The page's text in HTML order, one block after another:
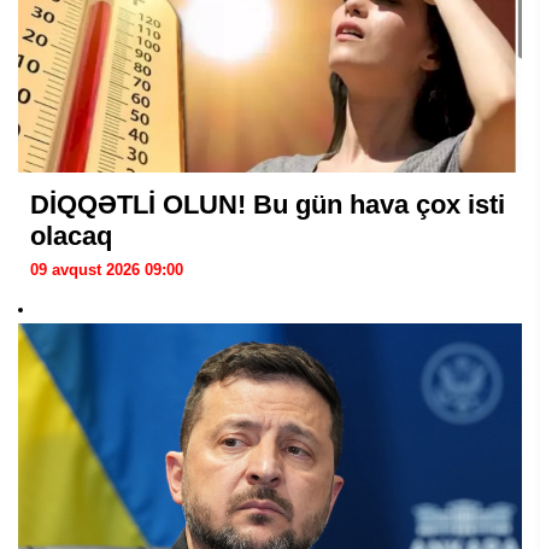
DİQQƏTLİ OLUN! Bu gün hava çox isti
olacaq
09 avqust 2026 09:00